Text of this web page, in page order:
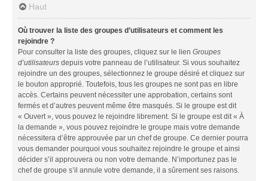
Haut
Où trouver la liste des groupes d’utilisateurs et comment les
rejoindre ?
Pour consulter la liste des groupes, cliquez sur le lien Groupes
d’utilisateurs depuis votre panneau de l’utilisateur. Si vous souhaitez
rejoindre un des groupes, sélectionnez le groupe désiré et cliquez sur
le bouton approprié. Toutefois, tous les groupes ne sont pas en libre
accès. Certains peuvent nécessiter une approbation, certains sont
fermés et d’autres peuvent même être masqués. Si le groupe est dit
« Ouvert », vous pouvez le rejoindre librement. Si le groupe est dit « À
la demande », vous pouvez rejoindre le groupe mais votre demande
nécessitera d’être approuvée par un chef de groupe. Ce dernier pourra
vous demander pourquoi vous souhaitez rejoindre le groupe et ainsi
décider s’il approuvera ou non votre demande. N’importunez pas le
chef de groupe s’il annule votre demande, il a sûrement ses raisons.